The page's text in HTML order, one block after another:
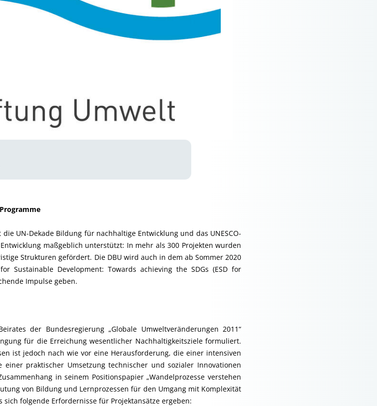
UN-Dekade Bildung für nachhaltige Entwicklung und das UNESCO-
maßgeblich unterstützt: In mehr als 300 Projekten wurden
Strukturen gefördert. Die DBU wird auch in dem ab Sommer 2020
Sustainable Development: Towards achieving the SDGs (ESD for
Impulse geben.
der Bundesregierung „Globale Umweltveränderungen 2011“
für die Erreichung wesentlicher Nachhaltigkeitsziele formuliert.
ist jedoch nach wie vor eine Herausforderung, die einer intensiven
einer praktischer Umsetzung technischer und sozialer Innovationen
in seinem Positionspapier „Wandelprozesse verstehen
von Bildung und Lernprozessen für den Umgang mit Komplexität
folgende Erfordernisse für Projektansätze ergeben: